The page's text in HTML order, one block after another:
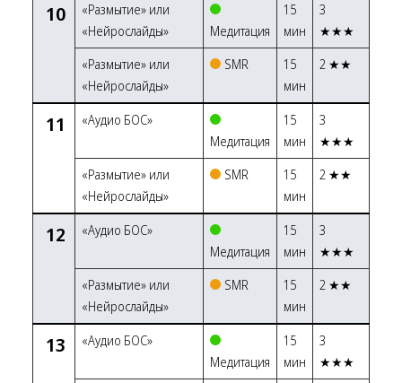
10
«Размытие» или
«Нейрослайды»
Медитация
15
мин
3
★★★
«Размытие» или
«Нейрослайды»
SMR
15
мин
2 ★★
11
«Аудио БОС»
Медитация
15
мин
3
★★★
«Размытие» или
«Нейрослайды»
SMR
15
мин
2 ★★
12
«Аудио БОС»
Медитация
15
мин
3
★★★
«Размытие» или
«Нейрослайды»
SMR
15
мин
2 ★★
13
«Аудио БОС»
Медитация
15
мин
3
★★★